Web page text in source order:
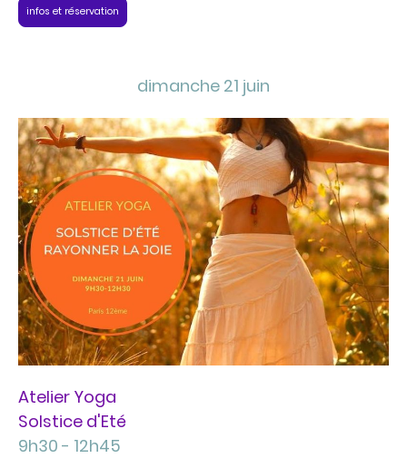
infos et réservation
dimanche 21 juin
Atelier Yoga
Solstice d'Eté
9h30 - 12h45